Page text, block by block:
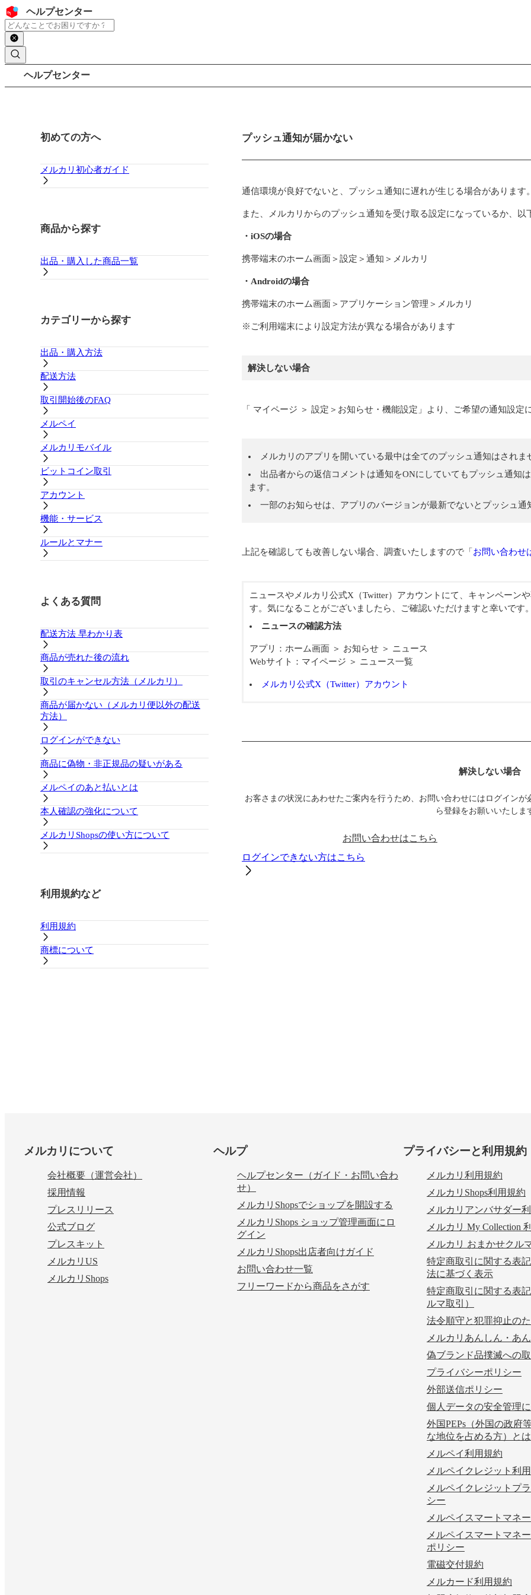
コンテンツにスキップ
ヘッダー
ヘルプセンター
検索
パンくずリスト
ヘルプセンター
サイドバー
初めての方へ
メルカリ初心者ガイド
商品から探す
出品・購入した商品一覧
カテゴリーから探す
出品・購入方法
配送方法
取引開始後のFAQ
メルペイ
メルカリモバイル
ビットコイン取引
アカウント
機能・サービス
ルールとマナー
よくある質問
配送方法 早わかり表
商品が売れた後の流れ
取引のキャンセル方法（メルカリ）
商品が届かない（メルカリ便以外の配送
方法）
ログインができない
商品に偽物・非正規品の疑いがある
メルペイのあと払いとは
本人確認の強化について
メルカリShopsの使い方について
利用規約など
利用規約
商標について
メインコンテンツ
プッシュ通知が届かない
通信環境が良好でないと、プッシュ通知に遅れが生じる場合があります。
また、メルカリからのプッシュ通知を受け取る設定になっているか、以
・iOSの場合
携帯端末のホーム画面＞設定＞通知＞メルカリ
・Androidの場合
携帯端末のホーム画面＞アプリケーション管理＞メルカリ
※ご利用端末により設定方法が異なる場合があります
解決しない場合
「 マイページ ＞ 設定＞お知らせ・機能設定」より、ご希望の通知設定
メルカリのアプリを開いている最中は全てのプッシュ通知はされま
出品者からの返信コメントは通知をONにしていてもプッシュ通知
ます。
一部のお知らせは、アプリのバージョンが最新でないとプッシュ通
上記を確認しても改善しない場合、調査いたしますので「 お問い合わせ
ニュースやメルカリ公式X（Twitter）アカウントにて、キャンペーン
す。気になることがございましたら、ご確認いただけますと幸いです。
ニュースの確認方法
アプリ：ホーム画面 ＞ お知らせ ＞ ニュース
Webサイト：マイページ ＞ ニュース一覧
メルカリ公式X（Twitter）アカウント
解決しない場合
お客さまの状況にあわせたご案内を行うため、お問い合わせにはログイン
ら登録をお願いいたしま
お問い合わせはこちら
ログインできない方はこちら
メルカリについて
会社概要（運営会社）
採用情報
プレスリリース
公式ブログ
プレスキット
メルカリUS
メルカリShops
ヘルプ
ヘルプセンター（ガイド・お問い合わ
せ）
メルカリShopsでショップを開設する
メルカリShops ショップ管理画面にロ
グイン
メルカリShops出店者向けガイド
お問い合わせ一覧
フリーワードから商品をさがす
プライバシーと利用規約
メルカリ利用規約
メルカリShops利用規約
メルカリアンバサダー
メルカリ My Collection
メルカリ おまかせクル
特定商取引に関する表
法に基づく表示
特定商取引に関する表
ルマ取引）
法令順守と犯罪抑止の
メルカリあんしん・あ
偽ブランド品撲滅への
プライバシーポリシー
外部送信ポリシー
個人データの安全管理
外国PEPs（外国の政府
な地位を占める方）とは
メルペイ利用規約
メルペイクレジット利
メルペイクレジットプ
シー
メルペイスマートマネ
メルペイスマートマネ
ポリシー
電磁交付規約
メルカード利用規約